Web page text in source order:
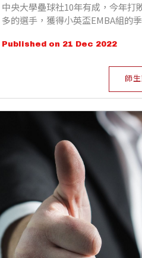
中央大學壘球社10年有成，今年打
多的選手，獲得小英盃EMBA組的季
Published on 21 Dec 2022
師